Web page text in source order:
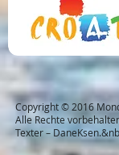
Copyright © 2016
Alle Rechte
Texter –